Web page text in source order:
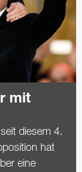
mit
diesem 4.
hat
eine